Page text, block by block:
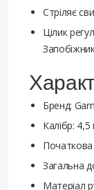
Стріляє
Цілик
Бренд:
Калібр:
Початкова
Загальна
Матеріал